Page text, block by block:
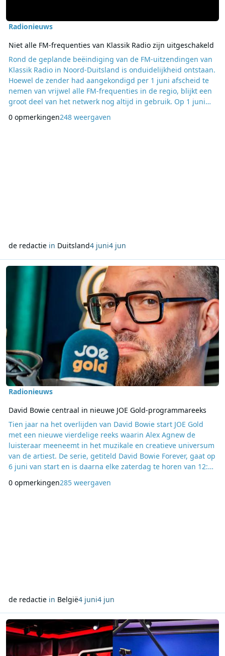
Radionieuws
Niet alle FM-frequenties van Klassik Radio zijn uitgeschakeld
Rond de geplande beëindiging van de FM-uitzendingen van
Klassik Radio in Noord-Duitsland is onduidelijkheid ontstaan.
Hoewel de zender had aangekondigd per 1 juni afscheid te
nemen van vrijwel alle FM-frequenties in de regio, blijkt een
groot deel van het netwerk nog altijd in gebruik. Op 1 juni
zijn alleen de zenders op de frequenties 97,2 MHz in
Bungsberg en 93,9 MHz in Schleswig/Güby uitgeschakeld. De
0 opmerkingen248 weergaven
de redactiein Duitsland4 juni4 jun
Lees meer over David Bowie centraal in nieuwe JOE Gold-
Radionieuws
David Bowie centraal in nieuwe JOE Gold-programmareeks
Tien jaar na het overlijden van David Bowie start JOE Gold
met een nieuwe vierdelige reeks waarin Alex Agnew de
luisteraar meeneemt in het muzikale en creatieve universum
van de artiest. De serie, getiteld David Bowie Forever, gaat op
6 juni van start en is daarna elke zaterdag te horen van 12:00
met het werk van Bowie en licht hij nummers, albums en
0 opmerkingen285 weergaven
de redactiein België4 juni4 jun
Lees meer over Onderzoek: gepersonaliseerde audioreclame